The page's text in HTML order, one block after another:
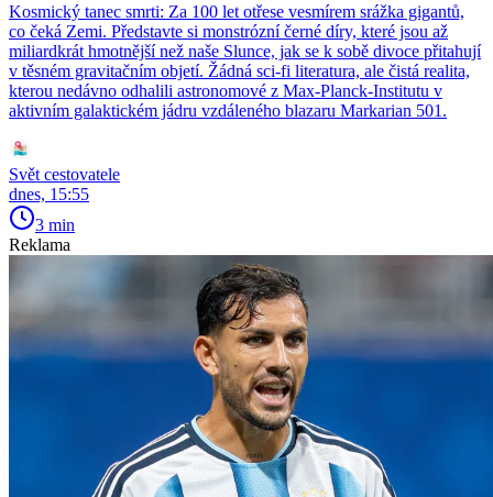
Kosmický tanec smrti: Za 100 let otřese vesmírem srážka gigantů,
co čeká Zemi. Představte si monstrózní černé díry, které jsou až
miliardkrát hmotnější než naše Slunce, jak se k sobě divoce přitahují
v těsném gravitačním objetí. Žádná sci-fi literatura, ale čistá realita,
kterou nedávno odhalili astronomové z Max-Planck-Institutu v
aktivním galaktickém jádru vzdáleného blazaru Markarian 501.
Svět cestovatele
dnes, 15:55
3 min
Reklama